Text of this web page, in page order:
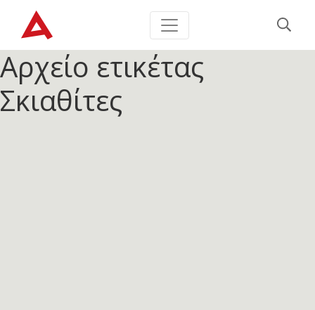
Αρχείο ετικέτας
Σκιαθίτες